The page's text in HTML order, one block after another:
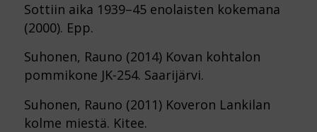
Sottiin aika 1939–45 enolaisten kokemana
(2000). Epp.
Suhonen, Rauno (2014) Kovan kohtalon
pommikone JK-254. Saarijärvi.
Suhonen, Rauno (2011) Koveron Lankilan
kolme miestä. Kitee.